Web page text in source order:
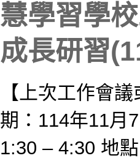
慧學習學
成長研習
【上次工作會
期：114年11月
1:30 – 4:30 地